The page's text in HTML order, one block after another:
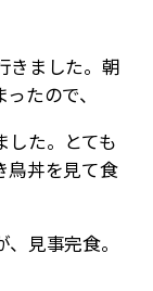
きました。朝
たので、
した。とても
鳥丼を見て食
見事完食。